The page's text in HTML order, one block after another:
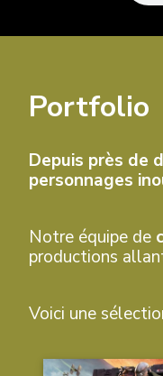
Portfolio
Depuis près de
personnages
Notre équipe de
productions
Voici une